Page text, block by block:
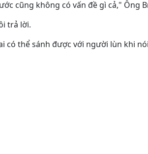
cũng không có vấn đề gì cả," Ông
trả lời.
có thể sánh được với người lùn khi